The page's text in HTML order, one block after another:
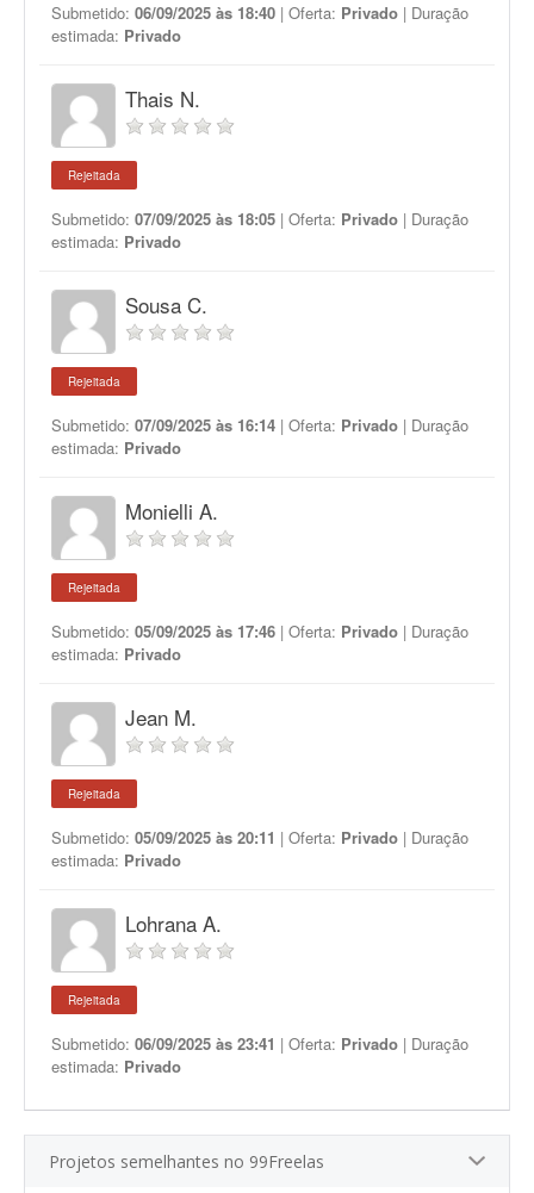
Submetido: 06/09/2025 às 18:40 | Oferta: Privado | Duração
estimada: Privado
Thais N.
Rejeitada
Submetido: 07/09/2025 às 18:05 | Oferta: Privado | Duração
estimada: Privado
Sousa C.
Rejeitada
Submetido: 07/09/2025 às 16:14 | Oferta: Privado | Duração
estimada: Privado
Monielli A.
Rejeitada
Submetido: 05/09/2025 às 17:46 | Oferta: Privado | Duração
estimada: Privado
Jean M.
Rejeitada
Submetido: 05/09/2025 às 20:11 | Oferta: Privado | Duração
estimada: Privado
Lohrana A.
Rejeitada
Submetido: 06/09/2025 às 23:41 | Oferta: Privado | Duração
estimada: Privado
Projetos semelhantes no 99Freelas